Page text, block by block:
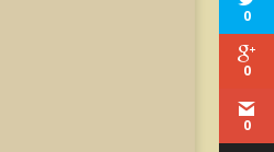
0
0
0